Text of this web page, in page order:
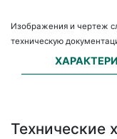
Изображения и чертеж
техническую
Технические